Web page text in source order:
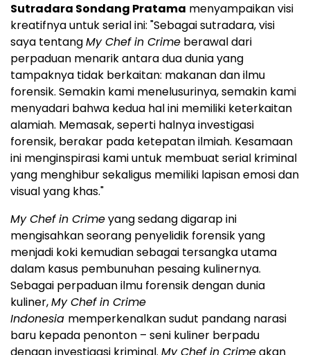
Sutradara Sondang Pratama menyampaikan visi
kreatifnya untuk serial ini: "Sebagai sutradara, visi
saya tentangMy Chef in Crime berawal dari
perpaduan menarik antara dua dunia yang
tampaknya tidak berkaitan: makanan dan ilmu
forensik. Semakin kami menelusurinya, semakin kami
menyadari bahwa kedua hal ini memiliki keterkaitan
alamiah. Memasak, seperti halnya investigasi
forensik, berakar pada ketepatan ilmiah. Kesamaan
ini menginspirasi kami untuk membuat serial kriminal
yang menghibur sekaligus memiliki lapisan emosi dan
visual yang khas."
My Chef in Crimeyang sedang digarap ini
mengisahkan seorang penyelidik forensik yang
menjadi koki kemudian sebagai tersangka utama
dalam kasus pembunuhan pesaing kulinernya.
Sebagai perpaduan ilmu forensik dengan dunia
kuliner,My Chef in Crime
Indonesia memperkenalkan sudut pandang narasi
baru kepada penonton – seni kuliner berpadu